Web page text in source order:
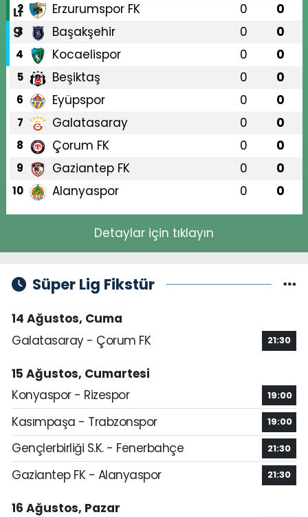
2 Erzurumspor FK 0 0
3 Başakşehir 0 0
4 Kocaelispor 0 0
5 Beşiktaş 0 0
6 Eyüpspor 0 0
7 Galatasaray 0 0
8 Çorum FK 0 0
9 Gaziantep FK 0 0
10 Alanyaspor 0 0
Detaylar için tıklayın
Süper Lig Fikstür
14 Ağustos, Cuma
Galatasaray - Çorum FK
21:30
15 Ağustos, Cumartesi
Konyaspor - Rizespor
19:00
Kasımpaşa - Trabzonspor 19:00
Gençlerbirliği S.K. - Fenerbahçe 21:30
Gaziantep FK - Alanyaspor 21:30
16 Ağustos, Pazar